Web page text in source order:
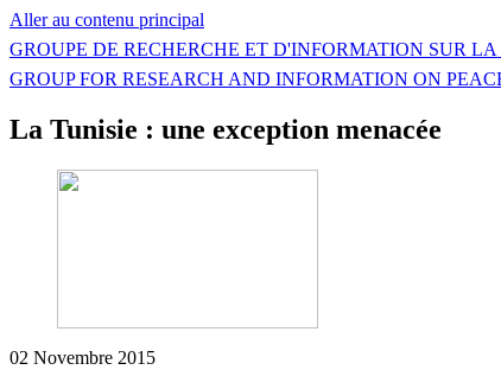
Aller au contenu principal
GROUPE DE RECHERCHE ET D'INFORMATION SUR
GROUP FOR RESEARCH AND INFORMATION ON
La Tunisie : une exception menacée
02 Novembre 2015